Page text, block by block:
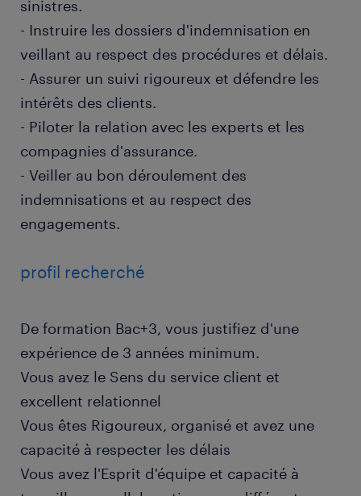
sinistres.
- Instruire les dossiers d'indemnisation en
veillant au respect des procédures et délais.
- Assurer un suivi rigoureux et défendre les
intérêts des clients.
- Piloter la relation avec les experts et les
compagnies d'assurance.
- Veiller au bon déroulement des
indemnisations et au respect des
engagements.
profil recherché
De formation Bac+3, vous justifiez d'une
expérience de 3 années minimum.
Vous avez le Sens du service client et
excellent relationnel
Vous êtes Rigoureux, organisé et avez une
capacité à respecter les délais
Vous avez l'Esprit d'équipe et capacité à